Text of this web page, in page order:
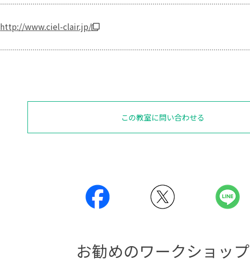
http://www.ciel-clair.jp/
この教室に問い合わせる
お勧めのワークショップ